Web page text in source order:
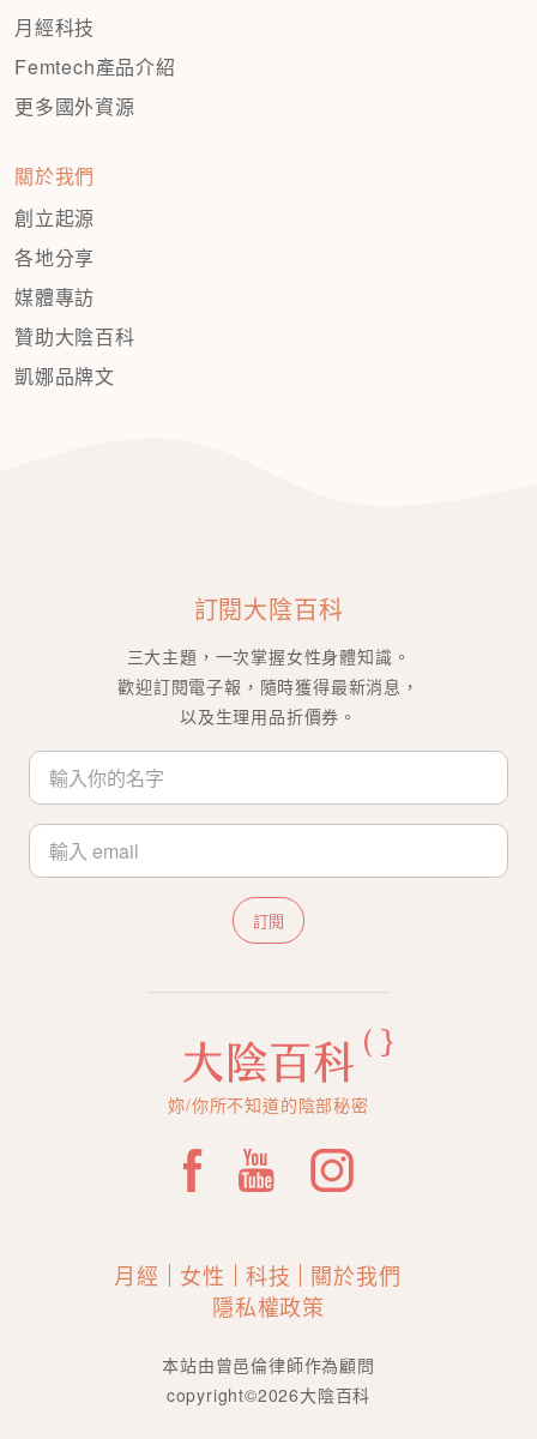
月經科技
Femtech產品介紹
更多國外資源
關於我們
創立起源
各地分享
媒體專訪
贊助大陰百科
凱娜品牌文
訂閱大陰百科
三大主題，一次掌握女性身體知識。
歡迎訂閱電子報，隨時獲得最新消息，
以及生理用品折價券。
訂閱
妳/你所不知道的陰部秘密
月經 女性 科技
關於我們
隱私權政策
本站由曾邑倫律師作為顧問
copyright©2026大陰百科